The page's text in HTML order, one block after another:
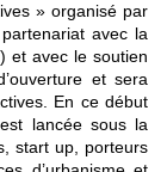
» organisé par
avec la
et avec le soutien
et sera
En ce début
lancée sous la
start up, porteurs